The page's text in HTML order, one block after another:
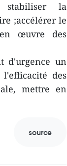
stabiliser la
;accélérer le
œuvre des
d'urgence un
des
mettre en
source